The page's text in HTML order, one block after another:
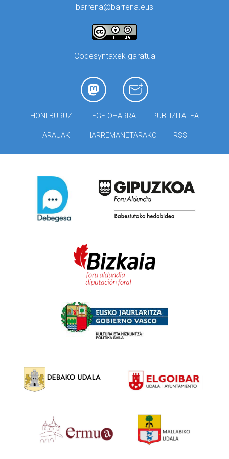
barrena@barrena.eus
Codesyntaxek garatua
HONI BURUZ LEGE OHARRA PUBLIZITATEA
ARAUAK HARREMANETARAKO RSS